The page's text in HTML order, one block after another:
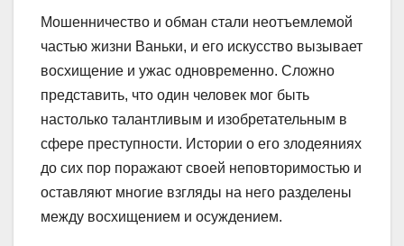
Мошенничество и обман стали неотъемлемой
частью жизни Ваньки, и его искусство вызывает
восхищение и ужас одновременно. Сложно
представить, что один человек мог быть
настолько талантливым и изобретательным в
сфере преступности. Истории о его злодеяниях
до сих пор поражают своей неповторимостью и
оставляют многие взгляды на него разделены
между восхищением и осуждением.